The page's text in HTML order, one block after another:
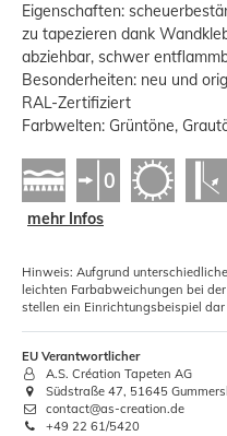
Eigenschaften:
zu tapezieren dank
abziehbar, schwer
Besonderheiten: neu und
RAL-Zertifiziert
Farbwelten: Grüntöne,
mehr Infos
Hinweis: Aufgrund
leichten Farbabweichungen bei
stellen ein Einrichtungsbeispiel
EU Verantwortlicher
A.S. Création Tapeten AG
Südstraße 47, 51645
contact@as-creation.de
+49 22 61/5420